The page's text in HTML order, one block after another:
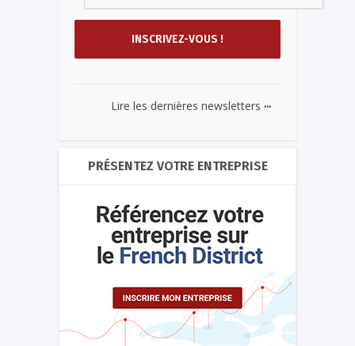
Lire les dernières newsletters ...
PRÉSENTEZ VOTRE ENTREPRISE